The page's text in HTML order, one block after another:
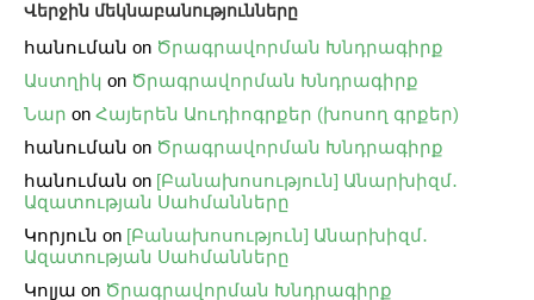
Վերջին մեկնաբանությունները
հանուման on Ծրագրավորման Խնդրագիրք
Աստղիկ on Ծրագրավորման Խնդրագիրք
Նար on Հայերեն Աուդիոգրքեր (խոսող գրքեր)
հանուման on Ծրագրավորման Խնդրագիրք
հանուման on [Բանախոսություն] Անարխիզմ․
Ազատության Սահմանները
Կորյուն on [Բանախոսություն] Անարխիզմ․
Ազատության Սահմանները
Կոլյա on Ծրագրավորման Խնդրագիրք